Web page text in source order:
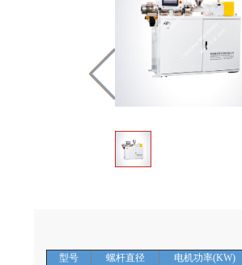
型号
螺杆直径
电机功率(KW)